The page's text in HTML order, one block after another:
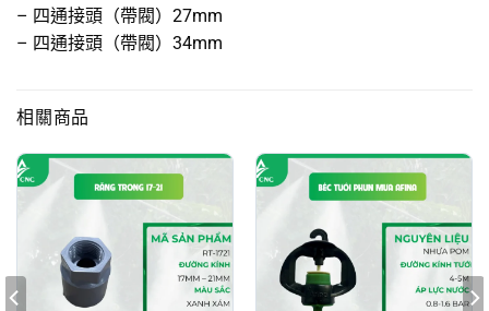
– 四通接頭（帶閥）27mm
– 四通接頭（帶閥）34mm
相關商品